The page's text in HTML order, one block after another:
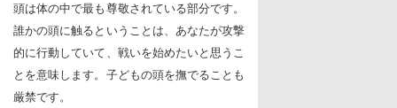
頭は体の中で最も尊敬されている部分です。
誰かの頭に触るということは、あなたが攻撃
的に行動していて、戦いを始めたいと思うこ
とを意味します。子どもの頭を撫でることも
厳禁です。